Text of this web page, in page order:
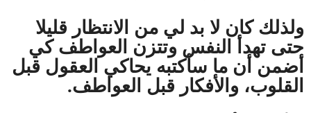
ولذلك كان لا بد لي من الانتظار قليلا
حتى تهدأ النفس وتتزن العواطف كي
أضمن أن ما سأكتبه يحاكي العقول قبل
القلوب، والأفكار قبل العواطف.